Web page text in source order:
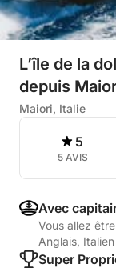
L’île de la
depuis
Maiori, Italie
5
5 AVIS
Avec
Vous allez
Anglais, Italien
Super